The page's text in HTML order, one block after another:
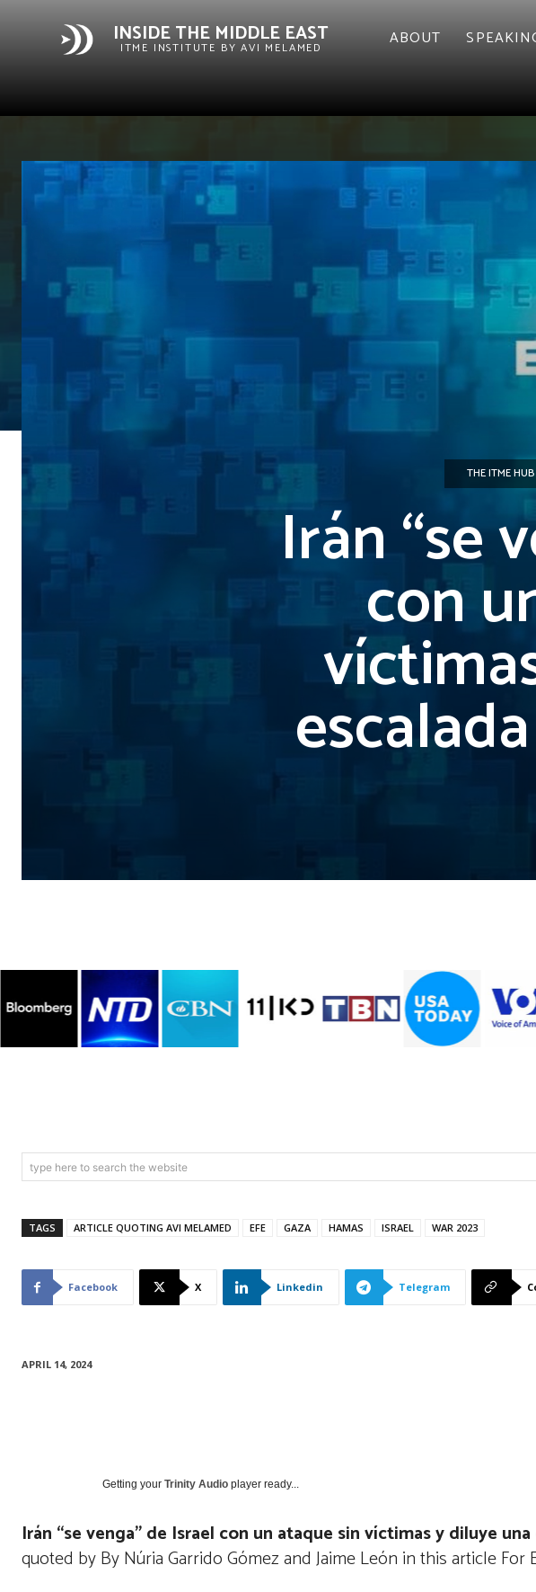
INSIDE THE MIDDLE EAST
ITME INSTITUTE BY AVI MELAMED ABOUT
THE ITME HUB
Irán “se
con
type here to search the website
TAGS ARTICLE QUOTING AVI MELAMED EFE GAZA HAMAS ISRAEL WAR 2023
Facebook X Linkedin Telegram
APRIL 14, 2024
Getting your Trinity Audio player ready...
Irán “se venga” de Israel con un ataque sin víctimas y diluye
quoted by By Núria Garrido Gómez and Jaime León in this article For